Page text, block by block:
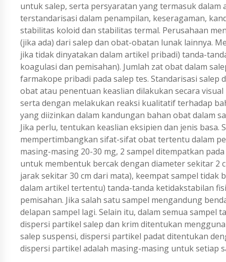
untuk salep, serta persyaratan yang termasuk dalam
terstandarisasi dalam penampilan, keseragaman,
stabilitas koloid dan stabilitas termal. Perusahaan
(jika ada) dari salep dan obat-obatan lunak lainnya.
jika tidak dinyatakan dalam artikel pribadi) tanda-
koagulasi dan pemisahan). Jumlah zat obat dalam
farmakope pribadi pada salep tes. Standarisasi
obat atau penentuan keaslian dilakukan secara
serta dengan melakukan reaksi kualitatif terhadap
yang diizinkan dalam kandungan bahan obat dalam
Jika perlu, tentukan keaslian eksipien dan jenis
mempertimbangkan sifat-sifat obat tertentu dalam
masing-masing 20-30 mg, 2 sampel ditempatkan
untuk membentuk bercak dengan diameter sekitar 2
jarak sekitar 30 cm dari mata), keempat sampel
dalam artikel tertentu) tanda-tanda ketidakstabilan
pemisahan. Jika salah satu sampel mengandung
delapan sampel lagi. Selain itu, dalam semua
dispersi partikel salep dan krim ditentukan
salep suspensi, dispersi partikel padat ditentukan
dispersi partikel adalah masing-masing untuk setiap